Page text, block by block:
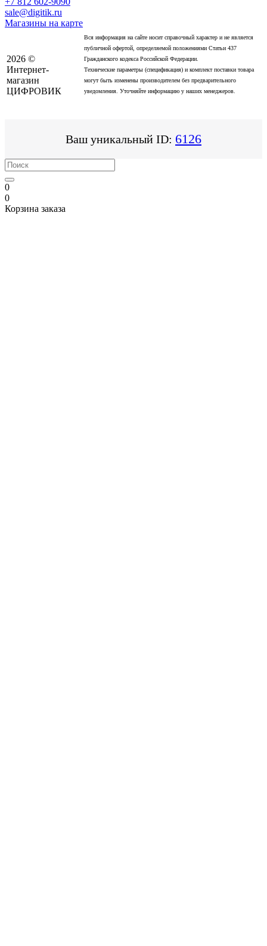
sale@digitik.ru
Магазины на карте
Вся информация на сайте носит справочный характер и не является
публичной офертой, определяемой положениями Статьи 437
Гражданского кодекса Российской Федерации.
Технические параметры (спецификация) и комплект поставки товара
могут быть изменены производителем без предварительного
уведомления. Уточняйте информацию у наших менеджеров.
2026 ©
Интернет-
магазин
ЦИФРОВИК
Ваш уникальный ID: 6126
0
0
Корзина заказа